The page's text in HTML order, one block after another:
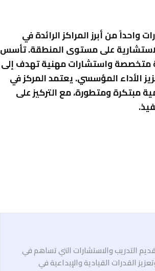
واحداً من أبرز المراكز الرائدة في
على مستوى المنطقة. تأسس
متخصصة واستشارات مهنية تهدف إلى
الأداء المؤسسي. يعتمد المركز في
مبتكرة ومتطورة، مع التركيز على
التدريب والاستشارات التي تساهم في
القدرات القيادية والإبداعية في